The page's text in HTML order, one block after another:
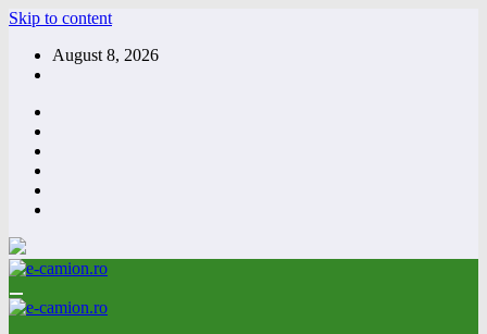
Skip to content
August 8, 2026